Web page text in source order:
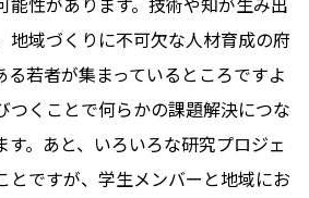
地域づくりに不可欠な人材育成の府
る若者が集まっているところですよ
つくことで何らかの課題解決につな
。あと、いろいろな研究プロジェ
とですが、学生メンバーと地域にお